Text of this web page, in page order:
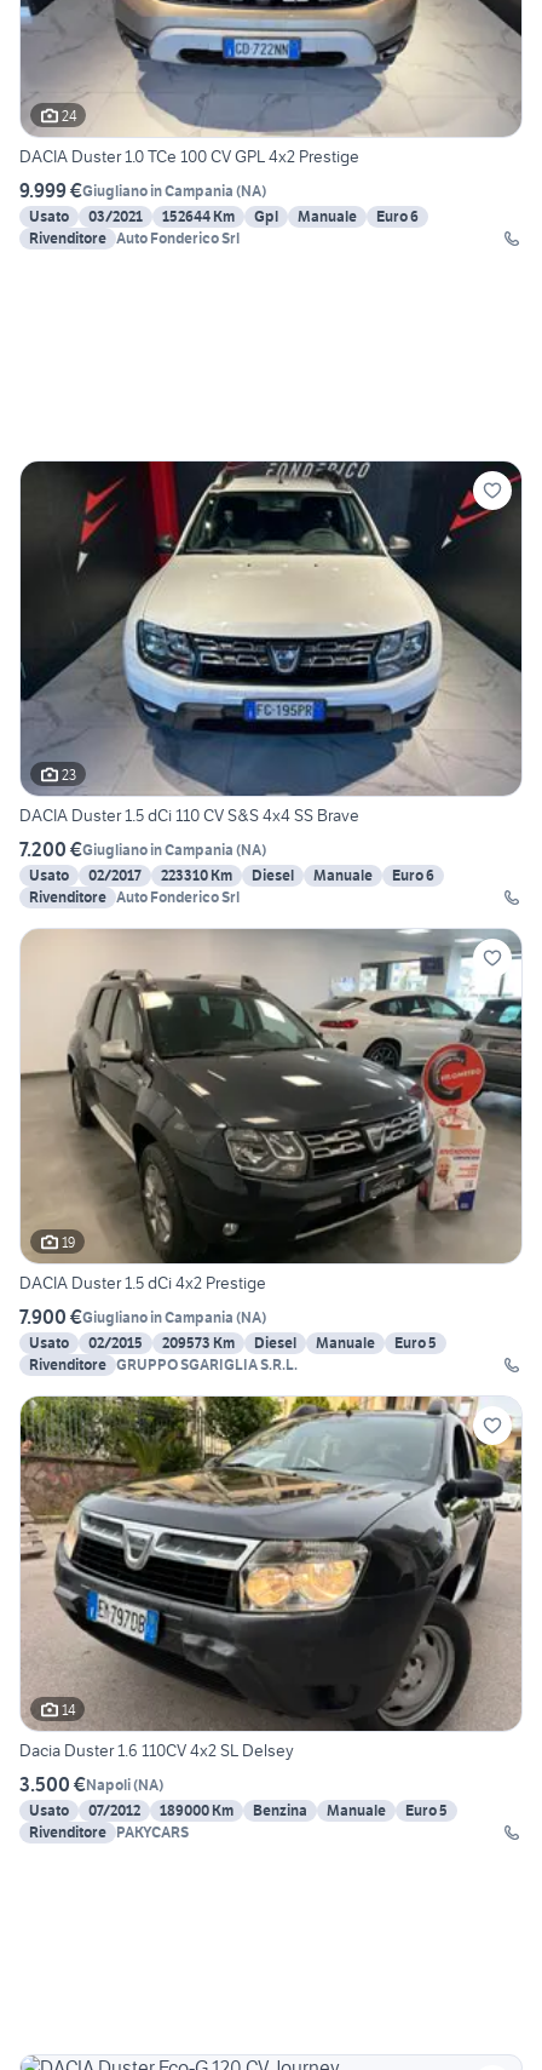
24
DACIA Duster 1.0 TCe 100 CV GPL 4x2 Prestige
9.999 €Giugliano in Campania (NA)
Usato
03/2021 152644 Km Gpl Manuale
Euro 6
Rivenditore Auto Fonderico Srl
23
DACIA Duster 1.5 dCi 110 CV S&S 4x4 SS Brave
7.200 €Giugliano in Campania (NA)
Usato
02/2017 223310 Km Diesel Manuale
Euro 6
Rivenditore Auto Fonderico Srl
19
DACIA Duster 1.5 dCi 4x2 Prestige
7.900 €Giugliano in Campania (NA)
Usato
02/2015 209573 Km Diesel Manuale
Euro 5
Rivenditore GRUPPO SGARIGLIA S.R.L.
14
Dacia Duster 1.6 110CV 4x2 SL Delsey
3.500 €Napoli(NA)
Usato
07/2012 189000 Km Benzina Manuale
Euro 5
Rivenditore PAKYCARS